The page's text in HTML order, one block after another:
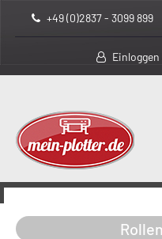
+49 (0)2837 - 3099 899
>